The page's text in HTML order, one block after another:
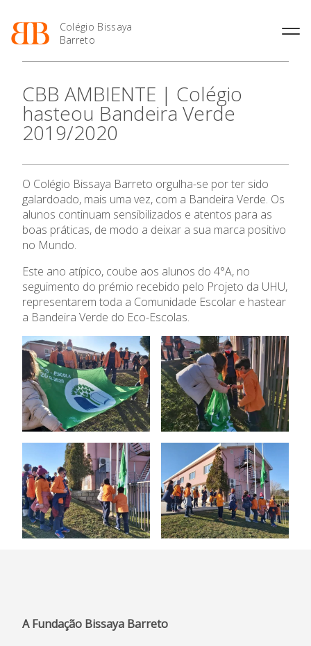
Colégio Bissaya
Barreto
O Colégio
Projeto Educativo
Organização
Colaboradores Docentes
Instalações
Ofertas de emprego
Regulamentos
Jornal “O Coreto”
Privacidade
Oferta Formativa
Enriquecimento Curricular
Oferta Curricular
Atividades Extracurriculares
Atividades de Interrupção
Letiva
Academia de Línguas
Ensino Profissional
Profissionais
Matrículas
Horários e Manuais
Termalismo
Curso de Técnico/a de Apoio
à Família e à Comunidade
Ofertas de Emprego
Ano Letivo
2027
Calendários
Portal do Professor
de Educação
SIGE
Secretariado de Exames
Admissão
Informações
APEE
Notícias
CBB AMBIENTE | Colégio
hasteou Bandeira Verde
2019/2020
O Colégio Bissaya Barreto orgulha-se por ter sido
galardoado, mais uma vez, com a Bandeira Verde. Os
alunos continuam sensibilizados e atentos para as
boas práticas, de modo a deixar a sua marca positivo
no Mundo.
Este ano atípico, coube aos alunos do 4°A, no
seguimento do prémio recebido pelo Projeto da UHU,
representarem toda a Comunidade Escolar e hastear
a Bandeira Verde do Eco-Escolas.
A Fundação Bissaya Barreto